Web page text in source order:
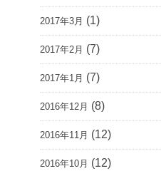
2017年3月 (1)
2017年2月 (7)
2017年1月 (7)
2016年12月 (8)
2016年11月 (12)
2016年10月 (12)